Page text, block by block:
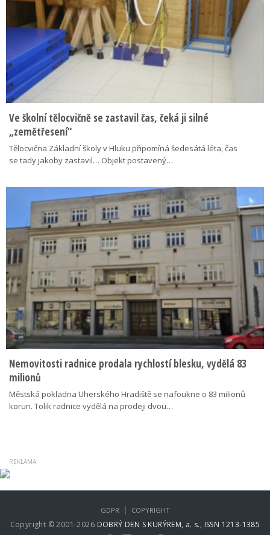
Ve školní tělocvičně se zastavil čas, čeká ji silné
„zemětřesení“
Tělocvična Základní školy v Hluku připomíná šedesátá léta, čas
se tady jakoby zastavil… Objekt postavený…
Nemovitosti radnice prodala rychlostí blesku, vydělá 83
milionů
Městská pokladna Uherského Hradiště se nafoukne o 83 milionů
korun. Tolik radnice vydělá na prodeji dvou…
Copyright © 2001-2026 DOBRÝ DEN S KURÝREM, a. s., ISSN 1213-1385
GDPR | COPYRIGHT